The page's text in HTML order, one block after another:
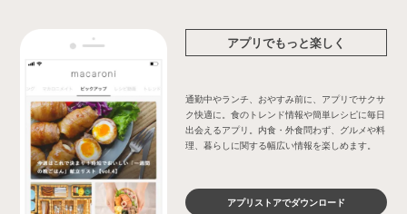
アプリでもっと楽しく
通勤中やランチ、おやすみ前に、アプリでサクサ
ク快適に。食のトレンド情報や簡単レシピに毎日
出会えるアプリ。内食・外食問わず、グルメや料
理、暮らしに関する幅広い情報を楽しめます。
アプリストアでダウンロード